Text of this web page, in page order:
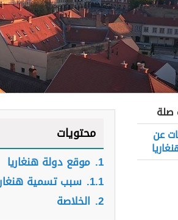
صلة
عن
محتويات
1. موقع دولة هنغاريا
1.1. سبب تسمية
2. الخلاصة